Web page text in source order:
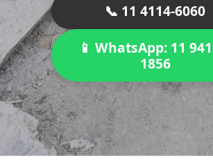
📞 11 4114-6060
📱 WhatsApp: 11
1856